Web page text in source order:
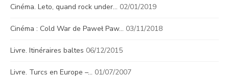
Cinéma. Leto, quand rock under… 02/01/2019
Cinéma : Cold War de Paweł Paw… 03/11/2018
Livre. Itinéraires baltes 06/12/2015
Livre. Turcs en Europe –… 01/07/2007